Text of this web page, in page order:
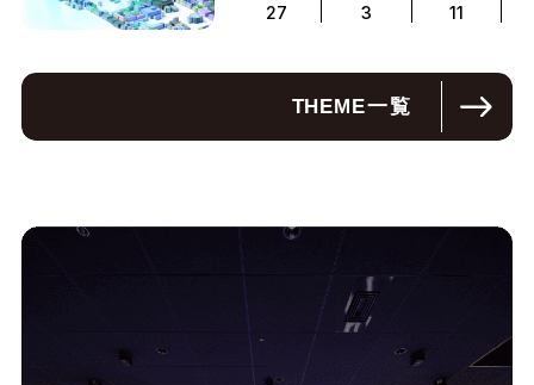
27 3 11
THEME一覧